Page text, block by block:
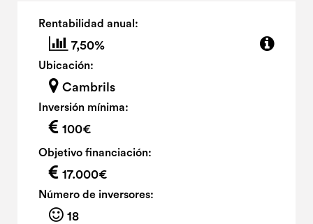
Rentabilidad anual:
7,50%
Ubicación:
Cambrils
Inversión mínima:
100€
Objetivo financiación:
17.000€
Número de inversores:
18